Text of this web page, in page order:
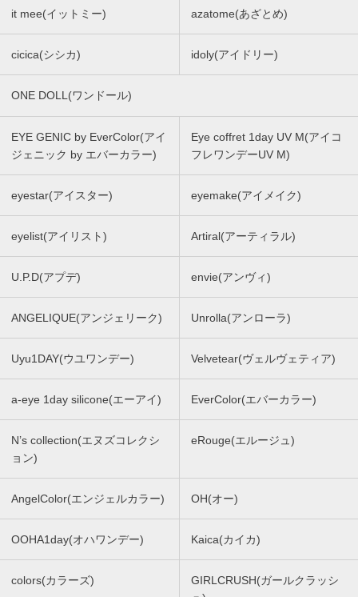
it mee(イットミー) azatome(あざとめ)
cicica(シシカ) idoly(アイドリー)
ONE DOLL(ワンドール)
EYE GENIC by EverColor(アイ
ジェニック by エバーカラー)
Eye coffret 1day UV M(アイコ
フレワンデーUV M)
eyestar(アイスター) eyemake(アイメイク)
eyelist(アイリスト) Artiral(アーティラル)
U.P.D(アプデ) envie(アンヴィ)
ANGELIQUE(アンジェリーク) Unrolla(アンローラ)
Uyu1DAY(ウユワンデー) Velvetear(ヴェルヴェティア)
a-eye 1day silicone(エーアイ) EverColor(エバーカラー)
N’s collection(エヌズコレクシ
ョン)
eRouge(エルージュ)
AngelColor(エンジェルカラー) OH(オー)
OOHA1day(オハワンデー) Kaica(カイカ)
colors(カラーズ)
GIRLCRUSH(ガールクラッシ